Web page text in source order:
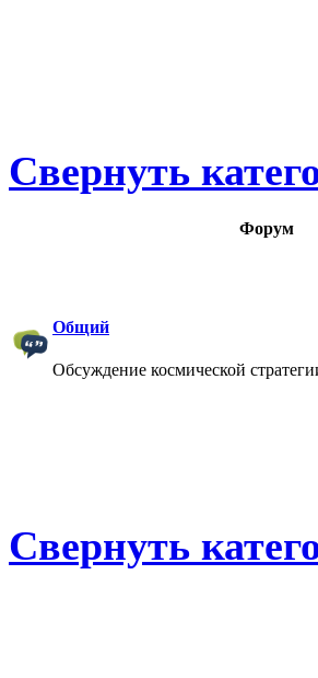
Свернуть
Форум
Общий
Обсуждение космической
Свернуть